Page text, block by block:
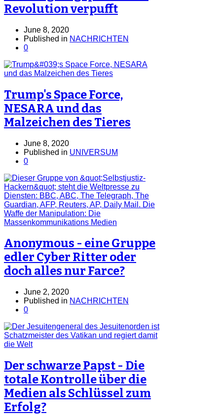
Revolution verpufft
June 8, 2020
Published in NACHRICHTEN
0
Trump's Space Force,
NESARA und das
Malzeichen des Tieres
June 8, 2020
Published in UNIVERSUM
0
Anonymous - eine Gruppe
edler Cyber Ritter oder
doch alles nur Farce?
June 2, 2020
Published in NACHRICHTEN
0
Der schwarze Papst - Die
totale Kontrolle über die
Medien als Schlüssel zum
Erfolg?